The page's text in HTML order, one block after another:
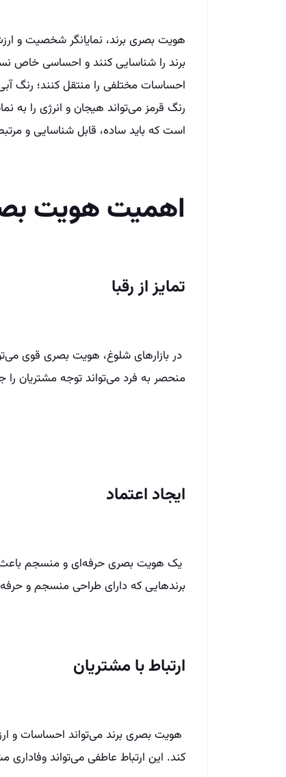
هویت بصری برند، نمایانگر شخصیت و
برند را شناسایی کنند و احساسی خاص
احساسات مختلفی را منتقل کنند؛ رنگ
رنگ قرمز می‌تواند هیجان و انرژی را به
است که باید ساده، قابل شناسایی و
اهمیت هویت
تمایز از رقبا
در بازارهای شلوغ، هویت بصری قوی
منحصر به فرد می‌تواند توجه مشتریان را
ایجاد اعتماد
یک هویت بصری حرفه‌ای و منسجم باعث
برندهایی که دارای طراحی منسجم و
ارتباط با مشتریان
هویت بصری برند می‌تواند احساسات و
کند. این ارتباط عاطفی می‌تواند وفاداری